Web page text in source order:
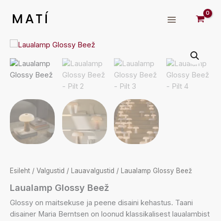
MATÍ
Esileht / Valgustid / Lauavalgustid / Laualamp Glossy Beež
Laualamp Glossy Beež
Glossy on maitsekuse ja peene disaini kehastus. Taani
disainer Maria Berntsen on loonud klassikalisest laualambist